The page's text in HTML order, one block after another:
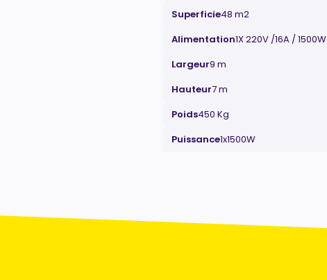
Superficie48 m2
Alimentation1X 220V /16A / 1500W
Largeur9 m
Hauteur7 m
Poids450 Kg
Puissance1x1500W